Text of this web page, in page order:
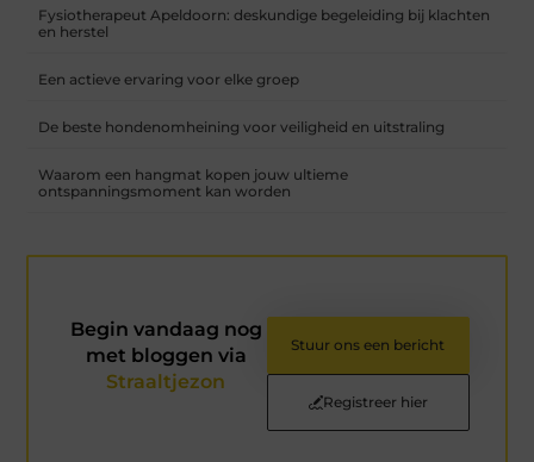
Fysiotherapeut Apeldoorn: deskundige begeleiding bij klachten
en herstel
Een actieve ervaring voor elke groep
De beste hondenomheining voor veiligheid en uitstraling
Waarom een hangmat kopen jouw ultieme
ontspanningsmoment kan worden
Begin vandaag nog
met bloggen via
Straaltjezon
Stuur ons een bericht
Registreer hier